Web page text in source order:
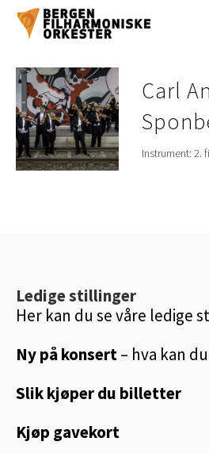
Carl
Instrument:2.
Ledige stillinger
Her kan du se våre ledige
Ny på konsert– hva kan
Slik kjøper du billetter
Kjøp gavekort